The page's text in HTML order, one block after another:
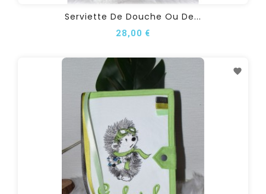
Serviette De Douche Ou De...
28,00 €